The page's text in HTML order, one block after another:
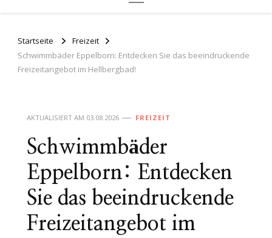
Startseite
Freizeit
Schwimmbäder Eppelborn: Entdecken Sie das beeindruckende
Freizeitangebot im Hellbergbad!
AKTUALISIERT AM 03.08.2026 FREIZEIT
Schwimmbäder
Eppelborn: Entdecken
Sie das beeindruckende
Freizeitangebot im